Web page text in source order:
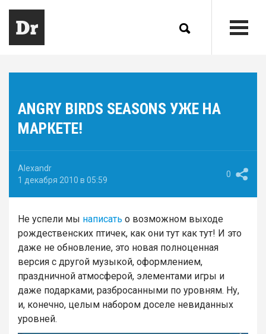
ANGRY BIRDS SEASONS УЖЕ НА
МАРКЕТЕ!
Alexandr
1 декабря 2010 в 05:59
0
Не успели мы написать о возможном выходе
рождественских птичек, как они тут как тут! И это
даже не обновление, это новая полноценная
версия с другой музыкой, оформлением,
праздничной атмосферой, элементами игры и
даже подарками, разбросанными по уровням. Ну,
и, конечно, целым набором доселе невиданных
уровней.